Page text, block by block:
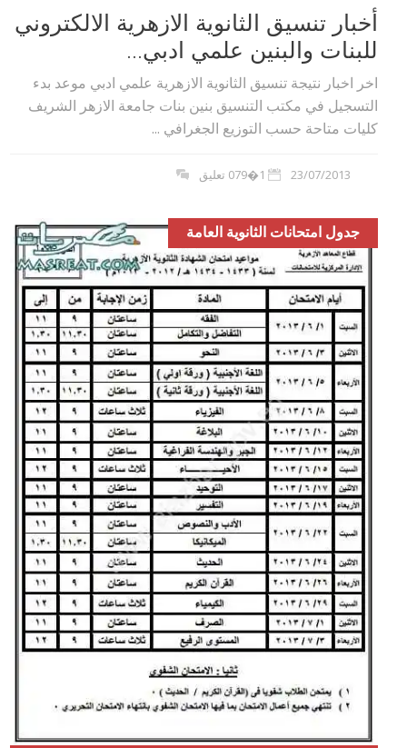
أخبار تنسيق الثانوية الازهرية الالكتروني
للبنات والبنين علمي ادبي...
اخر اخبار نتيجة تنسيق الثانوية الازهرية علمي ادبي موعد بدء
التسجيل في مكتب التنسيق بنين بنات جامعة الازهر الشريف
كليات متاحة حسب التوزيع الجغرافي ...
23/07/2013 1�079 تعليق
جدول امتحانات الثانوية العامة